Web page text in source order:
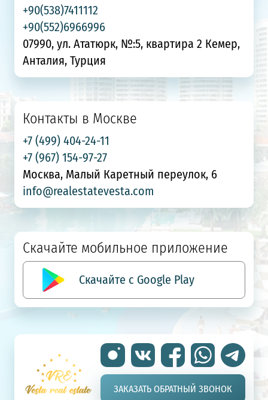
ЗАКАЗАТЬ ОБРАТНЫЙ ЗВОНОК
+90(538)7411112
+90(552)6966996
07990, ул. Ататюрк, №:5, квартира 2 Кемер,
Анталия, Турция
Контакты в Москве
+7 (499) 404-24-11
+7 (967) 154-97-27
Москва, Малый Каретный переулок, 6
info@realestatevesta.com
Скачайте мобильное приложение
Скачайте с Google Play